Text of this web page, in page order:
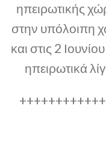
ηπειρωτικής
στην υπόλοιπη
και στις 2
ηπειρωτικά